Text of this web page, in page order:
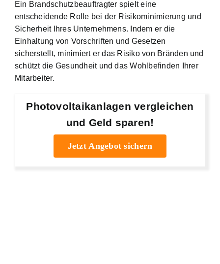
Ein Brandschutzbeauftragter spielt eine
entscheidende Rolle bei der Risikominimierung und
Sicherheit Ihres Unternehmens. Indem er die
Einhaltung von Vorschriften und Gesetzen
sicherstellt, minimiert er das Risiko von Bränden und
schützt die Gesundheit und das Wohlbefinden Ihrer
Mitarbeiter.
Photovoltaikanlagen vergleichen
und Geld sparen!
Jetzt Angebot sichern